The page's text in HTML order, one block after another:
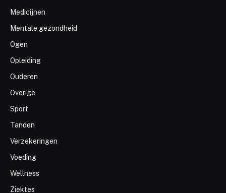
Medicijnen
Mentale gezondheid
Ogen
Opleiding
Ouderen
Overige
Sport
Tanden
Verzekeringen
Voeding
Wellness
Ziektes